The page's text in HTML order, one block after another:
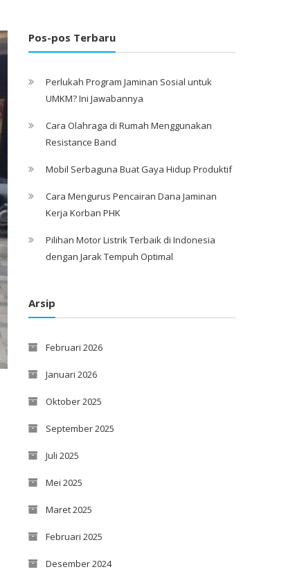
Pos-pos Terbaru
Perlukah Program Jaminan Sosial untuk
UMKM? Ini Jawabannya
Cara Olahraga di Rumah Menggunakan
Resistance Band
Mobil Serbaguna Buat Gaya Hidup Produktif
Cara Mengurus Pencairan Dana Jaminan
Kerja Korban PHK
Pilihan Motor Listrik Terbaik di Indonesia
dengan Jarak Tempuh Optimal
Arsip
Februari 2026
Januari 2026
Oktober 2025
September 2025
Juli 2025
Mei 2025
Maret 2025
Februari 2025
Desember 2024